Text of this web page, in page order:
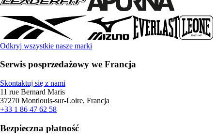
Odkryj wszystkie nasze marki
Serwis posprzedażowy we Francja
Skontaktuj się z nami
11 rue Bernard Maris
37270 Montlouis-sur-Loire, Francja
+33 1 86 47 62 58
Bezpieczna płatność